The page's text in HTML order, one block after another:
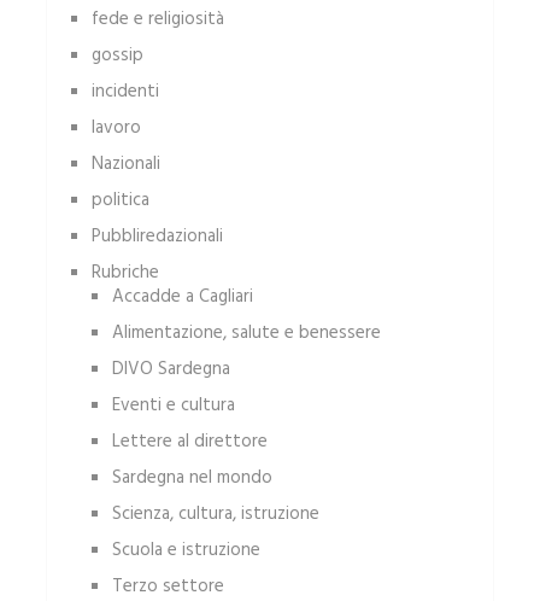
fede e religiosità
gossip
incidenti
lavoro
Nazionali
politica
Pubbliredazionali
Rubriche
Accadde a Cagliari
Alimentazione, salute e benessere
DIVO Sardegna
Eventi e cultura
Lettere al direttore
Sardegna nel mondo
Scienza, cultura, istruzione
Scuola e istruzione
Terzo settore